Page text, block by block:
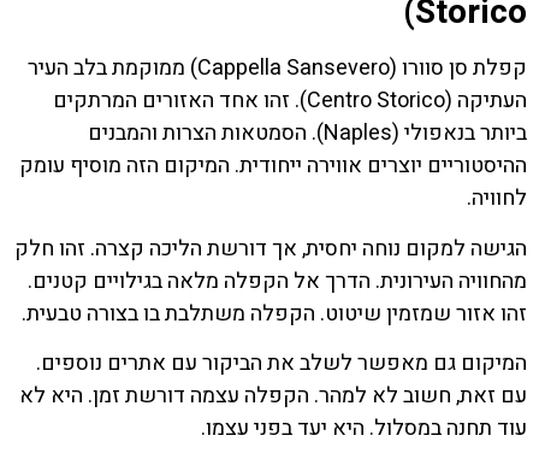
Storico)
קפלת סן סוורו (Cappella Sansevero) ממוקמת בלב העיר
העתיקה (Centro Storico). זהו אחד האזורים המרתקים
ביותר בנאפולי (Naples). הסמטאות הצרות והמבנים
ההיסטוריים יוצרים אווירה ייחודית. המיקום הזה מוסיף עומק
לחוויה.
הגישה למקום נוחה יחסית, אך דורשת הליכה קצרה. זהו חלק
מהחוויה העירונית. הדרך אל הקפלה מלאה בגילויים קטנים.
זהו אזור שמזמין שיטוט. הקפלה משתלבת בו בצורה טבעית.
המיקום גם מאפשר לשלב את הביקור עם אתרים נוספים.
עם זאת, חשוב לא למהר. הקפלה עצמה דורשת זמן. היא לא
עוד תחנה במסלול. היא יעד בפני עצמו.